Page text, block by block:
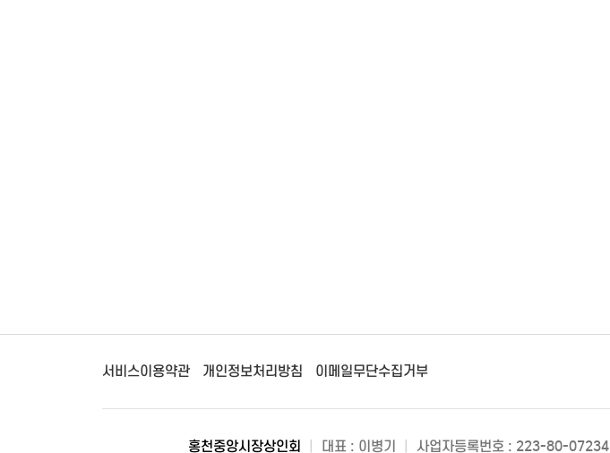
서비스이용약관 개인정보처리방침 이메일무단수집거부
홍천중앙시장상인회 대표 : 이병기 사업자등록번호 : 223-80-07234